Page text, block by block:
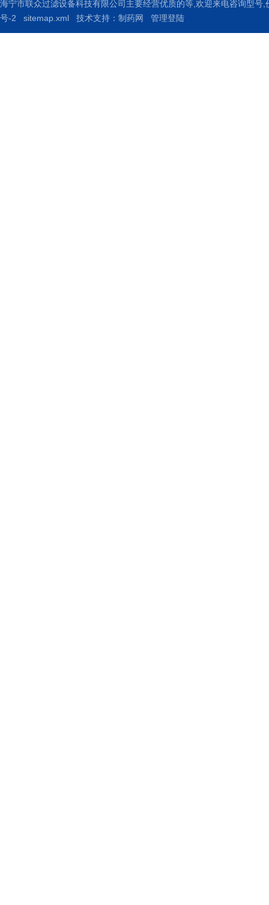
海宁市联众过滤设备科技有限公司主要经营优质的等,欢迎来电咨询型号,
号-2
sitemap.xml 技术支持： 制药网 管理登陆